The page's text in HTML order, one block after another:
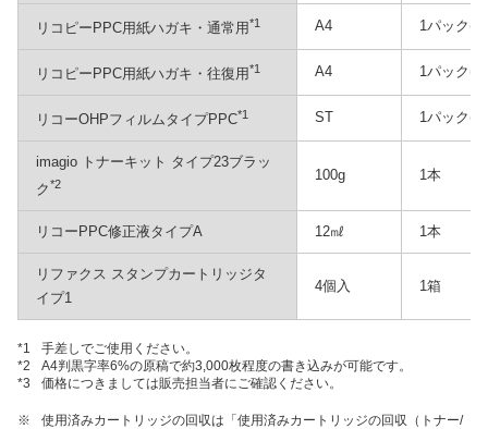
リコピーPPC用紙ハガキ・通常用*1 A4 1パック
リコピーPPC用紙ハガキ・往復用*1 A4 1パック
リコーOHPフィルムタイプPPC*1 ST 1パック
imagio トナーキット タイプ23ブラッ
ク*2
100g 1本
リコーPPC修正液タイプA 12㎖ 1本
リファクス スタンプカートリッジタ
イプ1
4個入 1箱
*1
手差しでご使用ください。
*2
A4判黒字率6%の原稿で約3,000枚程度の書き込みが可能です。
*3
価格につきましては販売担当者にご確認ください。
※
使用済みカートリッジの回収は「使用済みカートリッジの回収（トナー/